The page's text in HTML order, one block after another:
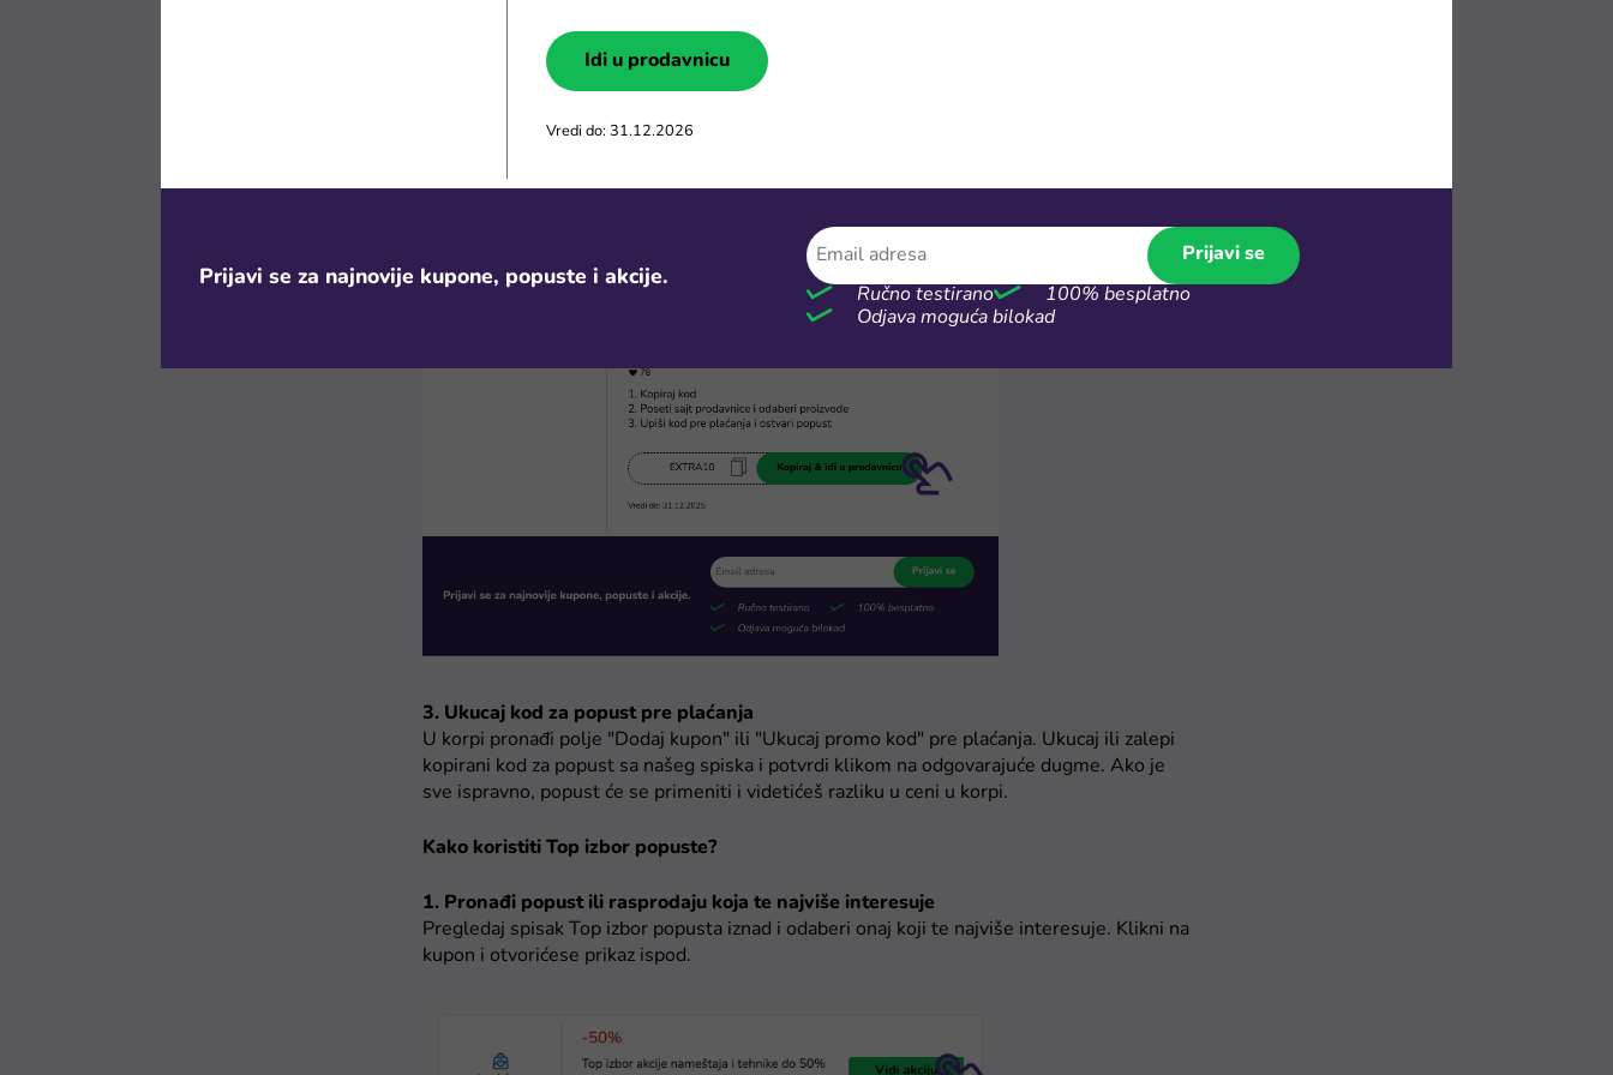
2. Klikni na kupon
uređaju, a ti ćeš biti preusmeren/a na sajt Top izbor prodavnice. Odaberi proizvode koje
3. Ukucaj kod za popust pre plaćanja
U korpi pronađi polje "Dodaj kupon" ili "Ukucaj promo kod" pre plaćanja. Ukucaj ili zalepi
kopirani kod za popust sa našeg spiska i potvrdi klikom na odgovarajuće dugme. Ako je
sve ispravno, popust će se primeniti i videtićeš razliku u ceni u korpi.
Kako koristiti Top izbor popuste?
1. Pronađi popust ili rasprodaju koja te najviše interesuje
Pregledaj spisak Top izbor popusta iznad i odaberi onaj koji te najviše interesuje. Klikni na
kupon i otvorićese prikaz ispod.
Idi u prodavnicu
Vredi do: 31.12.2026
Prijavi se za najnovije kupone, popuste i akcije.
Prijavi se
Ručno testirano
100% besplatno
Odjava moguća bilokad